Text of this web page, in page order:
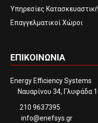
Υπηρεσίες
Επαγγελματικοί Χώροι
ΕΠΙΚΟΙΝΩΝΙΑ
Energy Efficiency Systems
Ναυαρίνου 34, Γλυφάδα
210 9637395
info@enefsys.gr